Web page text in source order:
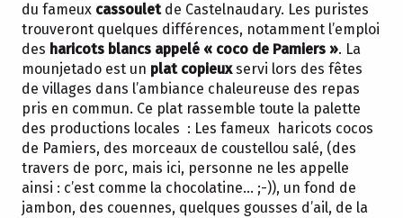
du fameux cassouletde Castelnaudary. Les puristes
trouveront quelques différences, notamment l’emploi
des haricots blancs appelé « coco de Pamiers ». La
mounjetado est un plat copieuxservi lors des fêtes
de villages dans l’ambiance chaleureuse des repas
pris en commun. Ce plat rassemble toute la palette
des productions locales : Les fameux haricots cocos
de Pamiers, des morceaux de coustellou salé, (des
travers de porc, mais ici, personne ne les appelle
ainsi : c’est comme la chocolatine… ;-)), un fond de
jambon, des couennes, quelques gousses d’ail, de la